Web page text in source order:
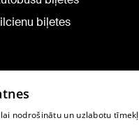
biļetes
nodrošinātu un uzlabotu